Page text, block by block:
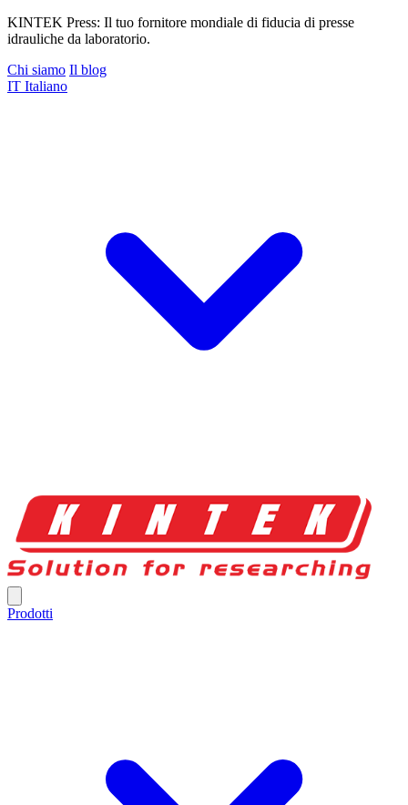
KINTEK Press: Il tuo fornitore mondiale di fiducia di presse
idrauliche da laboratorio.
Chi siamo Il blog
IT Italiano
Prodotti